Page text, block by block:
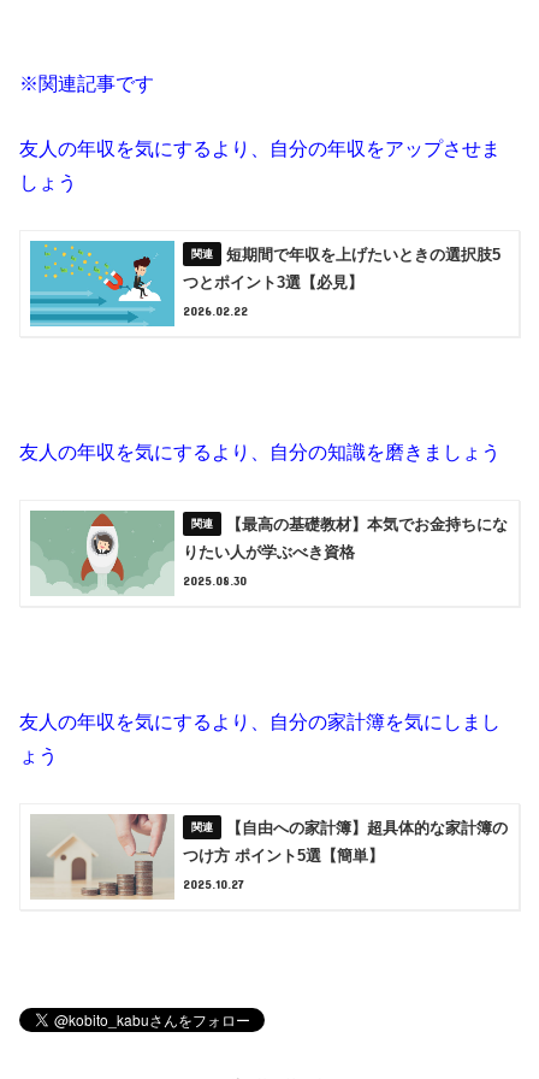
※関連記事です
友人の年収を気にするより、自分の年収をアップさせま
しょう
短期間で年収を上げたいときの選択肢5
つとポイント3選【必見】
2026.02.22
友人の年収を気にするより、自分の知識を磨きましょう
【最高の基礎教材】本気でお金持ちにな
りたい人が学ぶべき資格
2025.08.30
友人の年収を気にするより、自分の家計簿を気にしまし
ょう
【自由への家計簿】超具体的な家計簿の
つけ方 ポイント5選【簡単】
2025.10.27